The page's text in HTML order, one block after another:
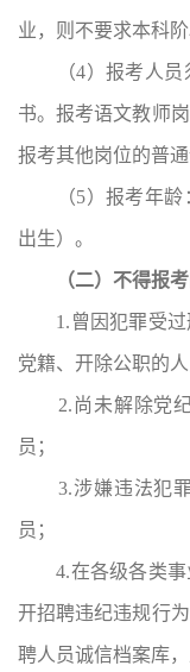
业，则不要求本科阶
（4）报考人
书。报考语文教师
报考其他岗位的普
（5）报考年
出生）。
（二）不得报
1.曾因犯罪受
党籍、开除公职的人
2.尚未解除党
员；
3.涉嫌违法犯
员；
4.在各级各类
开招聘违纪违规行
聘人员诚信档案库